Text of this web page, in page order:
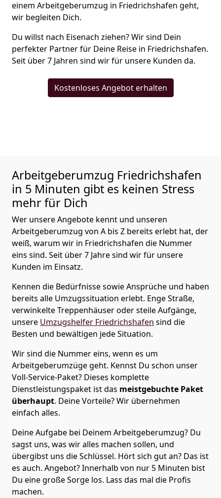
einem Arbeitgeberumzug in Friedrichshafen geht,
wir begleiten Dich.
Du willst nach Eisenach ziehen? Wir sind Dein
perfekter Partner für Deine Reise in Friedrichshafen.
Seit über 7 Jahren sind wir für unsere Kunden da.
Kostenloses Angebot erhalten
Arbeitgeberumzug Friedrichshafen
in 5 Minuten gibt es keinen Stress
mehr für Dich
Wer unsere Angebote kennt und unseren
Arbeitgeberumzug von A bis Z bereits erlebt hat, der
weiß, warum wir in Friedrichshafen die Nummer
eins sind. Seit über 7 Jahre sind wir für unsere
Kunden im Einsatz.
Kennen die Bedürfnisse sowie Ansprüche und haben
bereits alle Umzugssituation erlebt. Enge Straße,
verwinkelte Treppenhäuser oder steile Aufgänge,
unsere Umzugshelfer Friedrichshafen sind die
Besten und bewältigen jede Situation.
Wir sind die Nummer eins, wenn es um
Arbeitgeberumzüge geht. Kennst Du schon unser
Voll-Service-Paket? Dieses komplette
Dienstleistungspaket ist das meistgebuchte Paket
überhaupt. Deine Vorteile? Wir übernehmen
einfach alles.
Deine Aufgabe bei Deinem Arbeitgeberumzug? Du
sagst uns, was wir alles machen sollen, und
übergibst uns die Schlüssel. Hört sich gut an? Das ist
es auch. Angebot? Innerhalb von nur 5 Minuten bist
Du eine große Sorge los. Lass das mal die Profis
machen.